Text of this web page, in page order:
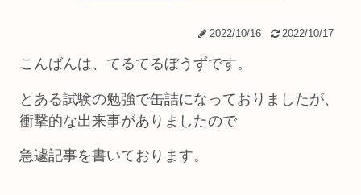
2022/10/16 2022/10/17
こんばんは、てるてるぼうずです。
とある試験の勉強で缶詰になっておりましたが、
衝撃的な出来事がありましたので
急遽記事を書いております。